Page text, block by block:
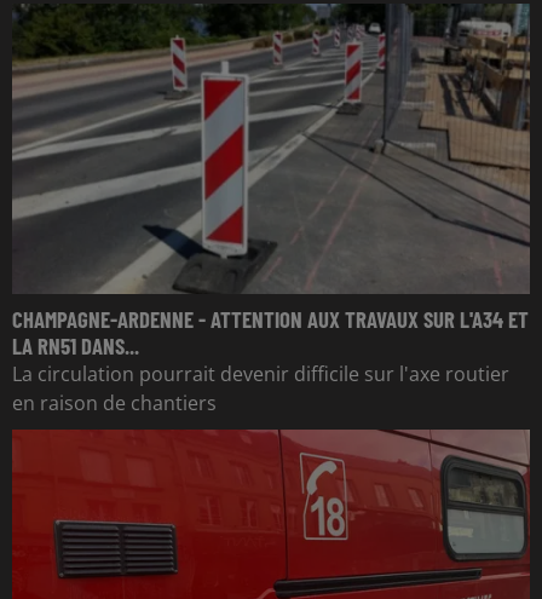
CHAMPAGNE-ARDENNE - ATTENTION AUX TRAVAUX SUR L'A34 ET
LA RN51 DANS...
La circulation pourrait devenir difficile sur l'axe routier
en raison de chantiers